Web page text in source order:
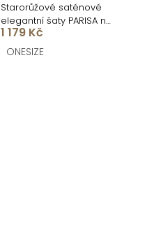
Starorůžové saténové
elegantní šaty PARISA na
jedno rameno
1 179 Kč
ONESIZE